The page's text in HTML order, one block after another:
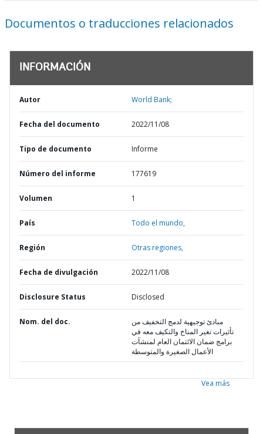
Documentos o traducciones relacionados
INFORMACIÓN
Autor World Bank;
Fecha del documento 2022/11/08
Tipo de documento Informe
Número del informe 177619
Volumen 1
País Todo el mundo,
Región Otras regiones,
Fecha de divulgación 2022/11/08
Disclosure Status Disclosed
Nom. del doc.
مبادئ توجيهية لدمج التخفيف من
تأثيرات تغير المناخ والتكيف معه في
برامج ضمان الائتمان العام لمنشآت
الأعمال الصغيرة والمتوسطة
Vea más